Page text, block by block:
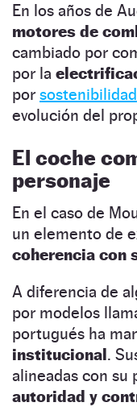
En los años de
motores de
cambiado por
por la
por sostenibilidad
evolución del
El coche
personaje
En el caso de
un elemento de
coherencia con
A diferencia de
por modelos
portugués ha
institucional .
alineadas con su
autoridad y